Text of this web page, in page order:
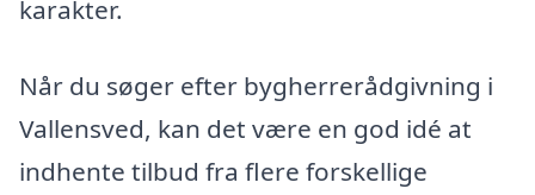
karakter.
Når du søger efter bygherrerådgivning i
Vallensved, kan det være en god idé at
indhente tilbud fra flere forskellige